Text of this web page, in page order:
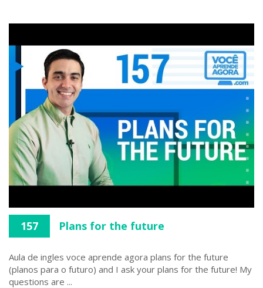
157 Plans for the future
Aula de ingles voce aprende agora plans for the future
(planos para o futuro) and I ask your plans for the future! My
questions are ...